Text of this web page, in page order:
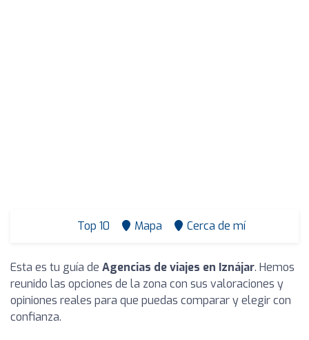
Top 10 Mapa Cerca de mí
Esta es tu guía de Agencias de viajes en Iznájar. Hemos
reunido las opciones de la zona con sus valoraciones y
opiniones reales para que puedas comparar y elegir con
confianza.